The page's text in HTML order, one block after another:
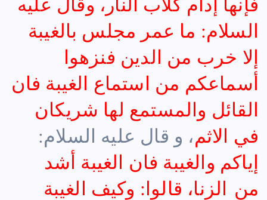
السلام: ما عمر مجلس بالغيبة
إلا خرب من الدين فنزهوا
أسماعكم من استماع الغيبة فان
القائل والمستمع لها شريكان
في الاثم، و قال عليه السلام:
إياكم والغيبة فان الغيبة أشد
من الزنا، قالوا: وكيف الغيبة